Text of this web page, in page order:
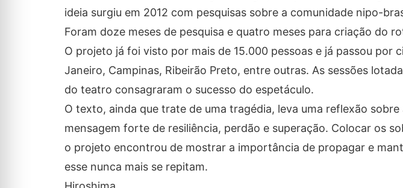
ideia surgiu em 2012 com pesquisas sobre a comunidade nipo-
Foram doze meses de pesquisa e quatro meses para criação do
O projeto já foi visto por mais de 15.000 pessoas e já passou por
Janeiro, Campinas, Ribeirão Preto, entre outras. As sessões
do teatro consagraram o sucesso do espetáculo.
O texto, ainda que trate de uma tragédia, leva uma reflexão
mensagem forte de resiliência, perdão e superação. Colocar os
o projeto encontrou de mostrar a importância de propagar e
esse nunca mais se repitam.